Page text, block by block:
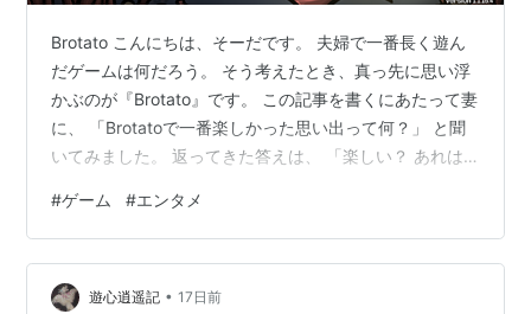
Brotato こんにちは、そーだです。 夫婦で一番長く遊ん
だゲームは何だろう。 そう考えたとき、真っ先に思い浮
かぶのが『Brotato』です。 この記事を書くにあたって妻
に、 「Brotatoで一番楽しかった思い出って何？」 と聞
いてみました。 返ってきた答えは、 「楽しい？ あれは
私と、部活動をしていたつもりの妻。 最初から評価軸が
違っていたようです。 この記事では、夫婦で100時間以
上遊んだ『Brotato』の魅力を紹介します。 『Brotato』
ってどんなゲーム？ 『Brotato』は、四方八方から押し寄
#ゲーム #エンタメ
遊心逍遥記 • 17日前